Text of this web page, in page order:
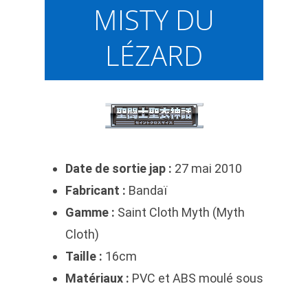
MISTY DU
LÉZARD
Date de sortie jap : 27 mai 2010
Fabricant : Bandaï
Gamme : Saint Cloth Myth (Myth
Cloth)
Taille : 16cm
Matériaux : PVC et ABS moulé sous